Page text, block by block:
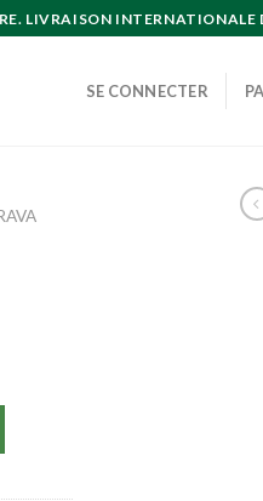
LIVRAISON INTERNATIONALE
SE CONNECTER